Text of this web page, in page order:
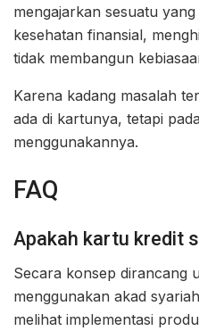
mengajarkan sesuatu
kesehatan finansial,
tidak membangun
Karena kadang masalah
ada di kartunya, tetapi
menggunakannya.
FAQ
Apakah kartu kredit
Secara konsep dirancang
menggunakan akad
melihat implementasi